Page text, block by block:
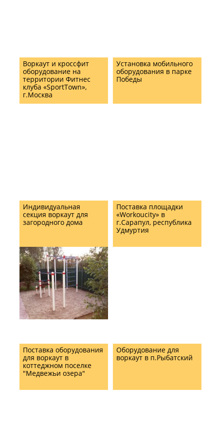
Воркаут и кроссфит
оборудование на
территории Фитнес
клуба «SportTown»,
г.Москва
Установка мобильного
оборудования в парке
Победы
Индивидуальная
секция воркаут для
загородного дома
Поставка площадки
«Workoucity» в
г.Сарапул, республика
Удмуртия
Поставка оборудования
для воркаут в
коттеджном поселке
"Медвежьи озера"
Оборудование для
воркаут в п.Рыбатский